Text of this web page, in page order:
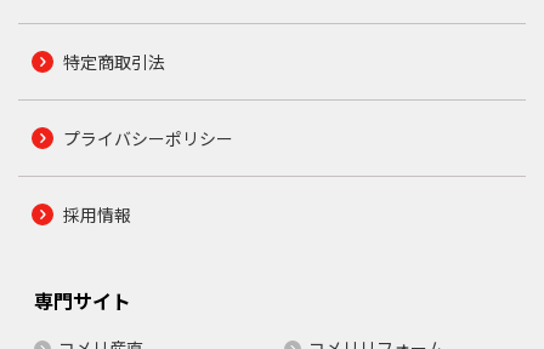
特定商取引法
プライバシーポリシー
採用情報
専門サイト